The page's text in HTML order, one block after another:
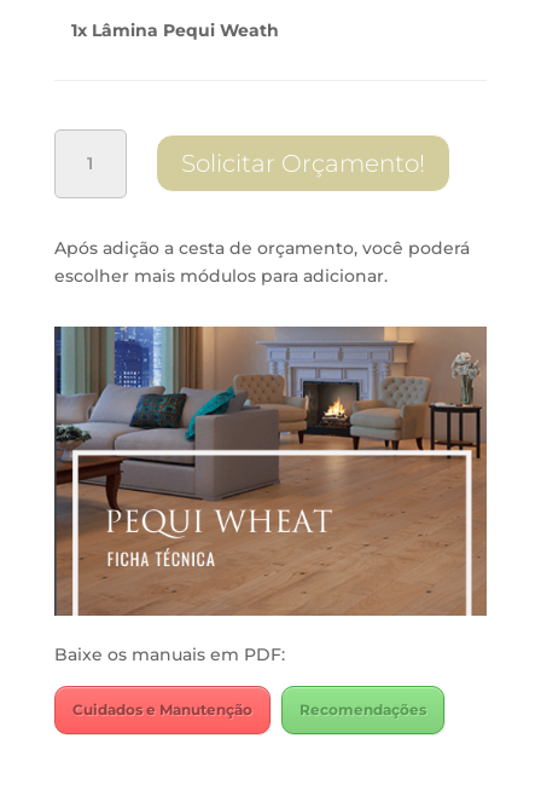
1x Lâmina Pequi Weath
Pequi
Weath
Solicitar Orçamento!
Após adição a cesta de orçamento, você poderá
escolher mais módulos para adicionar.
Baixe os manuais em PDF:
Cuidados e Manutenção Recomendações